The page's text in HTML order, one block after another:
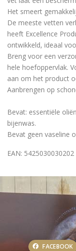
Het smeert
De meeste vetten
heeft Excellence
ontwikkeld, ideaal
Breng voor een
hele hoefoppervlak.
aan om het product
Aanbrengen op
Bevat: essentiële
bijenwas.
Bevat geen vaseline
EAN: 5425030030202
FACEBOOK